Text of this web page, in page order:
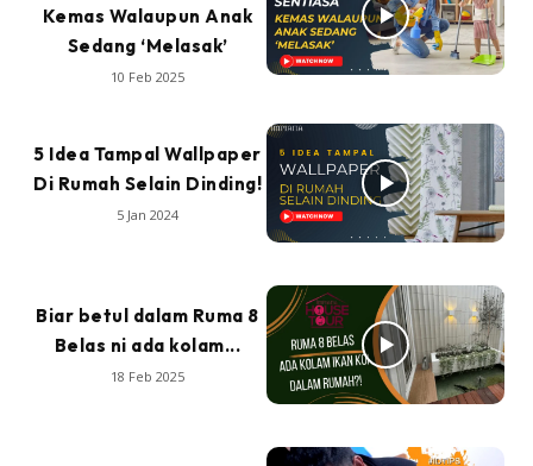
Kemas Walaupun Anak
Sedang ‘Melasak’
10 Feb 2025
5 Idea Tampal Wallpaper
Di Rumah Selain Dinding!
5 Jan 2024
Biar betul dalam Ruma 8
Belas ni ada kolam...
18 Feb 2025